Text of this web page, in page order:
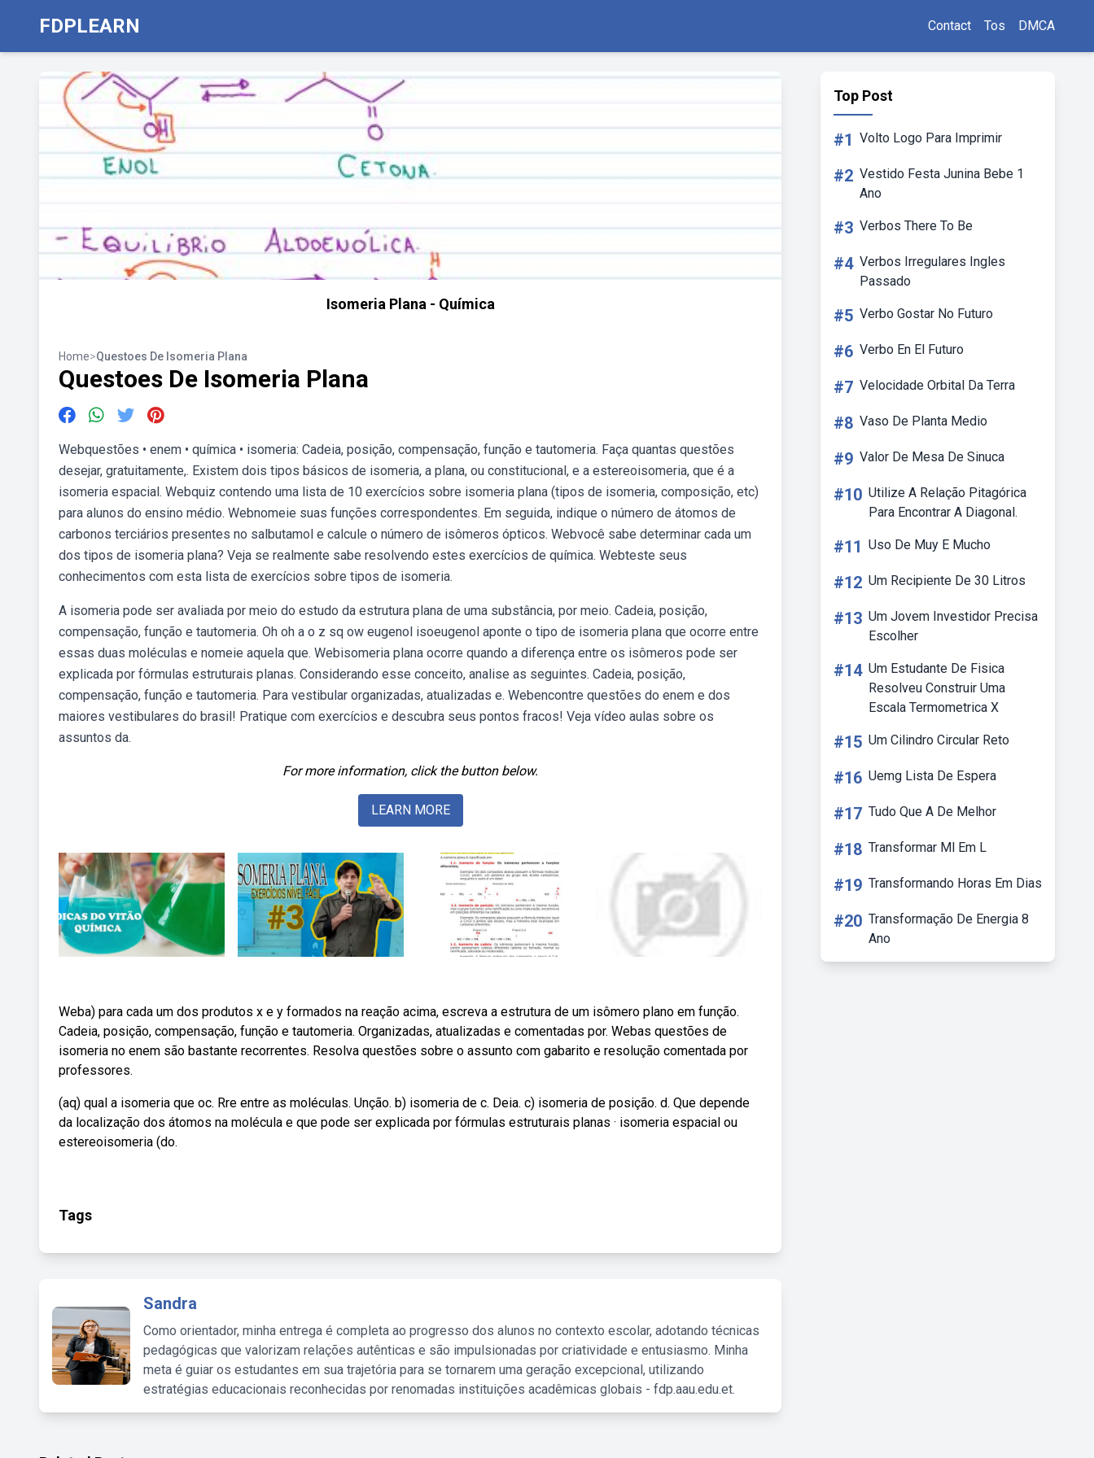
FDPLEARN Contact Tos DMCA
Isomeria Plana - Química
Home>Questoes De Isomeria Plana
Questoes De Isomeria Plana
Webquestões • enem • química • isomeria: Cadeia, posição, compensação, função e tautomeria. Faça quantas questões
desejar, gratuitamente,. Existem dois tipos básicos de isomeria, a plana, ou constitucional, e a estereoisomeria, que é a
isomeria espacial. Webquiz contendo uma lista de 10 exercícios sobre isomeria plana (tipos de isomeria, composição, etc)
para alunos do ensino médio. Webnomeie suas funções correspondentes. Em seguida, indique o número de átomos de
carbonos terciários presentes no salbutamol e calcule o número de isômeros ópticos. Webvocê sabe determinar cada um
dos tipos de isomeria plana? Veja se realmente sabe resolvendo estes exercícios de química. Webteste seus
conhecimentos com esta lista de exercícios sobre tipos de isomeria.
A isomeria pode ser avaliada por meio do estudo da estrutura plana de uma substância, por meio. Cadeia, posição,
compensação, função e tautomeria. Oh oh a o z sq ow eugenol isoeugenol aponte o tipo de isomeria plana que ocorre entre
essas duas moléculas e nomeie aquela que. Web isomeria plana ocorre quando a diferença entre os isômeros pode ser
explicada por fórmulas estruturais planas. Considerando esse conceito, analise as seguintes. Cadeia, posição,
compensação, função e tautomeria. Para vestibular organizadas, atualizadas e. Webencontre questões do enem e dos
maiores vestibulares do brasil! Pratique com exercícios e descubra seus pontos fracos! Veja vídeo aulas sobre os
assuntos da.
For more information, click the button below.
LEARN MORE
Weba) para cada um dos produtos x e y formados na reação acima, escreva a estrutura de um isômero plano em função.
Cadeia, posição, compensação, função e tautomeria. Organizadas, atualizadas e comentadas por. Webas questões de
isomeria no enem são bastante recorrentes. Resolva questões sobre o assunto com gabarito e resolução comentada por
professores.
(aq) qual a isomeria que oc. Rre entre as moléculas. Unção. b) isomeria de c. Deia. c) isomeria de posição. d. Que depende
da localização dos átomos na molécula e que pode ser explicada por fórmulas estruturais planas · isomeria espacial ou
estereoisomeria (do.
Tags
Sandra
Como orientador, minha entrega é completa ao progresso dos alunos no contexto escolar, adotando técnicas
pedagógicas que valorizam relações autênticas e são impulsionadas por criatividade e entusiasmo. Minha
meta é guiar os estudantes em sua trajetória para se tornarem uma geração excepcional, utilizando
estratégias educacionais reconhecidas por renomadas instituições acadêmicas globais - fdp.aau.edu.et.
Top Post
#1 Volto Logo Para Imprimir
#2 Vestido Festa Junina Bebe 1
Ano
#3 Verbos There To Be
#4 Verbos Irregulares Ingles
Passado
#5 Verbo Gostar No Futuro
#6 Verbo En El Futuro
#7 Velocidade Orbital Da Terra
#8 Vaso De Planta Medio
#9 Valor De Mesa De Sinuca
#10 Utilize A Relação Pitagórica
Para Encontrar A Diagonal.
#11 Uso De Muy E Mucho
#12 Um Recipiente De 30 Litros
#13 Um Jovem Investidor Precisa
Escolher
#14 Um Estudante De Fisica
Resolveu Construir Uma
Escala Termometrica X
#15 Um Cilindro Circular Reto
#16 Uemg Lista De Espera
#17 Tudo Que A De Melhor
#18 Transformar Ml Em L
#19 Transformando Horas Em Dias
#20 Transformação De Energia 8
Ano